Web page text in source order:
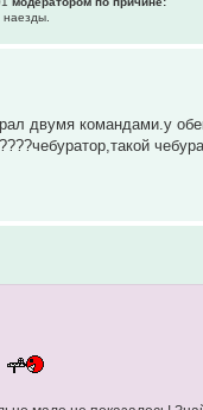
двумя командами.у